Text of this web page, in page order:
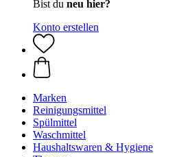
Bist du neu hier?
Konto erstellen
Marken
Reinigungsmittel
Spülmittel
Waschmittel
Haushaltswaren & Hygiene